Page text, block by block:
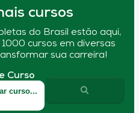
cursos
do Brasil estão aqui,
cursos em diversas
sua carreira!
Curso